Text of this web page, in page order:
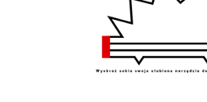
tematu różnorodności